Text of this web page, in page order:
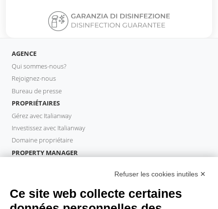
AGENCE
Qui sommes-nous?
Rejoignez-nous
Bureau de presse
PROPRIÉTAIRES
Gérez avec Italianway
Investissez avec Italianway
Domaine propriétaire
PROPERTY MANAGER
INVITÉS
Réservez un séjour
Refuser les cookies inutiles ✕
Ce site web collecte certaines